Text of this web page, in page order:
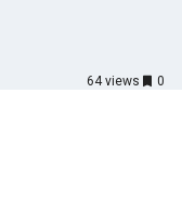
64 views 0